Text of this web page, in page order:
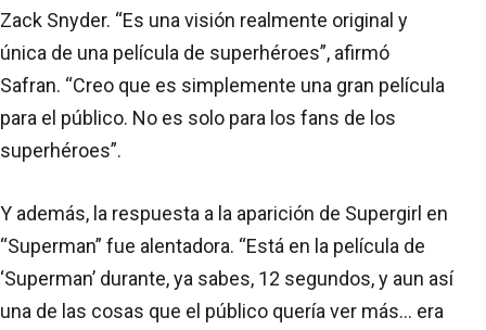
Zack Snyder. “Es una visión realmente original y
única de una película de superhéroes”, afirmó
Safran. “Creo que es simplemente una gran película
para el público. No es solo para los fans de los
superhéroes”.
Y además, la respuesta a la aparición de Supergirl en
“Superman” fue alentadora. “Está en la película de
‘Superman’ durante, ya sabes, 12 segundos, y aun así
una de las cosas que el público quería ver más... era